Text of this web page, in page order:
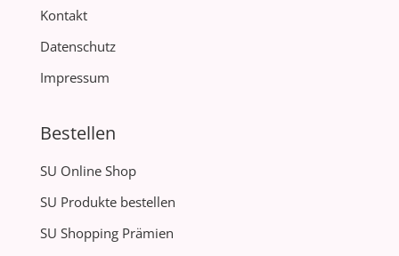
Kontakt
Datenschutz
Impressum
Bestellen
SU Online Shop
SU Produkte bestellen
SU Shopping Prämien